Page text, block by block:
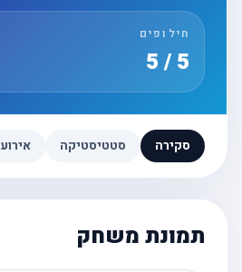
חילופים
סקירה סטטיסטיקה אירועים
תמונת משחק